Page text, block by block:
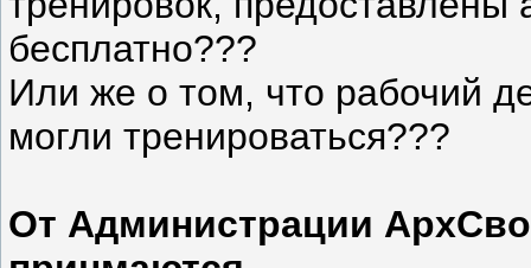
бесплатно???
Или же о том, что рабочий
могли тренироваться???
От Администрации